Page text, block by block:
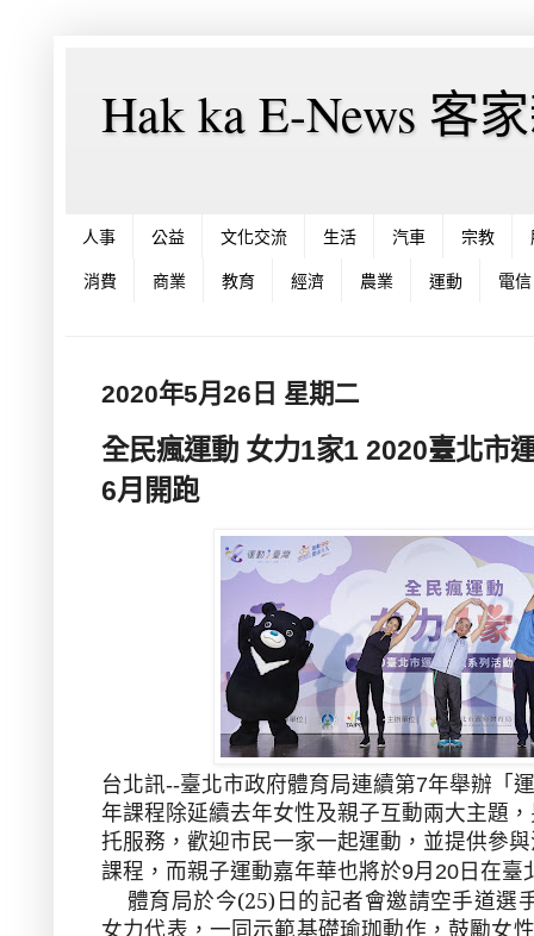
Hak ka E-News 客
人事 公益 文化交流 生活 汽車 宗教
消費 商業 教育 經濟 農業 運動 電信
2020年5月26日 星期二
全民瘋運動 女力1家1 2020臺北市
6月開跑
台北訊--臺北市政府體育局連續第7年舉辦「
年課程除延續去年女性及親子互動兩大主題
托服務，歡迎市民一家一起運動，並提供參
課程，而親子運動嘉年華也將於9月 20 日在臺
體育局於今(25) 日的記者會邀請空手道選
女力代表，一同示範基礎瑜珈動作，鼓勵女